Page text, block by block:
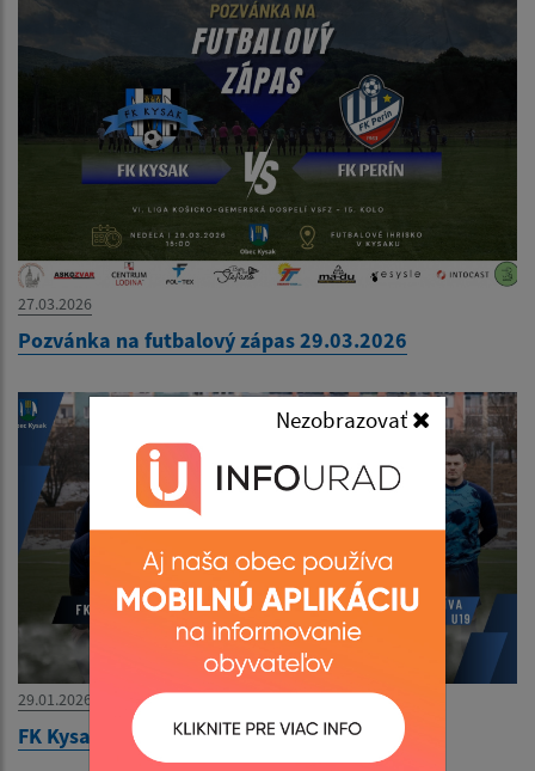
Nezobrazovať
27.03.2026
Pozvánka na futbalový zápas 29.03.2026
29.01.2026
FK Kysak - Krajská liga 1.kolo